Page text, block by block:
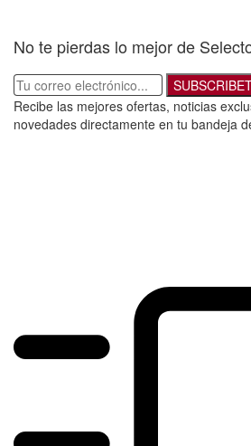
No te pierdas lo mejor de
Recibe las mejores ofertas, noticias
novedades directamente en tu bandeja